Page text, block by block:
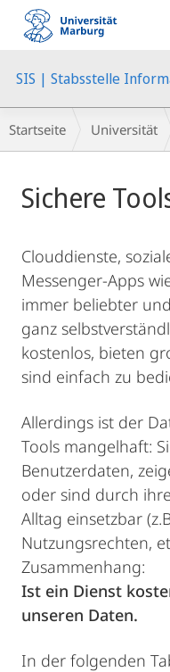
Mobile-
Navigation
SIS | Stabsstelle
Breadcrumb-
Navigation
Startseite Universität
Sichere
Clouddienste,
Messenger-Apps
immer beliebter
ganz
kostenlos, bieten
sind einfach zu
Allerdings ist der
Tools mangelhaft:
Benutzerdaten,
oder sind durch
Alltag einsetzbar
Nutzungsrechten,
Zusammenhang:
Ist ein Dienst
unseren Daten.
In der folgenden